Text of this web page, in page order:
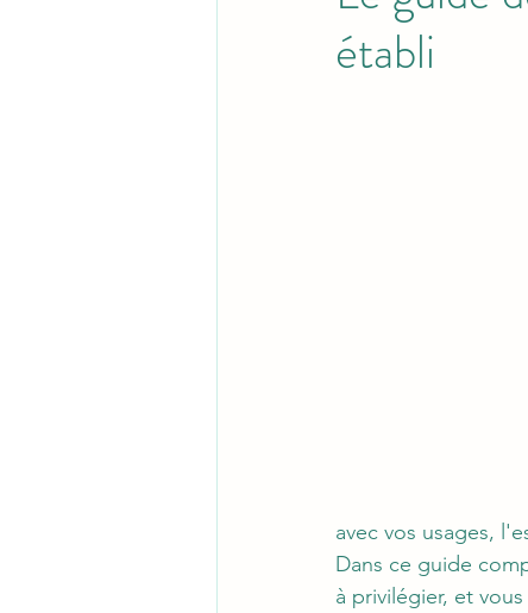
établi
avec vos usages,
Dans ce guide
à privilégier, et